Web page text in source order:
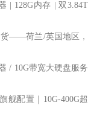
| 128G内存 | 双3.84T
货——荷兰/英国地区，
/ 10G带宽大硬盘服务
舰配置｜10G-400G超